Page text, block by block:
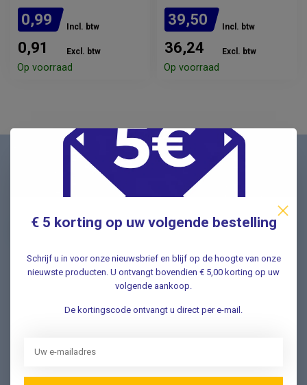
0,99 Incl. btw
0,91 Excl. btw
Op voorraad
39,50 Incl. btw
36,24 Excl. btw
Op voorraad
Vragen? Wij helpen graag!
✔ Snelle antwoorden op veelgestelde vragen ✔ Direct
contact met onze klantenservice ✔ Altijd hulp bij uw
Nieuwsbrief
Schrijf u in voor onze nieuwsbrief en ontvang als eerste
nieuwe aanbiedingen Meld u nu aan ➡️
€ 5 korting op uw volgende bestelling
Schrijf u in voor onze nieuwsbrief en blijf op de hoogte van onze
nieuwste producten. U ontvangt bovendien € 5,00 korting op uw
volgende aankoop.
De kortingscode ontvangt u direct per e-mail.